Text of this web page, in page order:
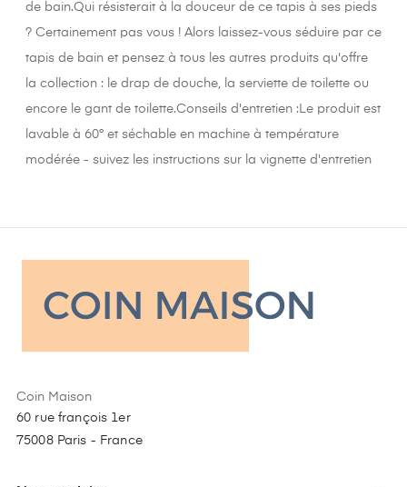
de bain.Qui résisterait à la douceur de ce tapis à ses pieds
? Certainement pas vous ! Alors laissez-vous séduire par ce
tapis de bain et pensez à tous les autres produits qu'offre
la collection : le drap de douche, la serviette de toilette ou
encore le gant de toilette.Conseils d'entretien :Le produit est
lavable à 60° et séchable en machine à température
modérée - suivez les instructions sur la vignette d'entretien
Coin Maison
60 rue françois 1er
75008 Paris - France